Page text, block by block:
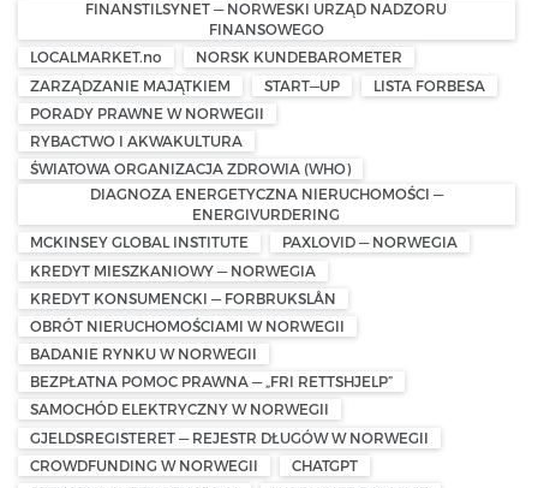
FINANSTILSYNET — NORWESKI URZĄD NADZORU
FINANSOWEGO
LOCALMARKET.no
NORSK KUNDEBAROMETER
ZARZĄDZANIE MAJĄTKIEM
START—UP
LISTA FORBESA
PORADY PRAWNE W NORWEGII
RYBACTWO I AKWAKULTURA
ŚWIATOWA ORGANIZACJA ZDROWIA (WHO)
DIAGNOZA ENERGETYCZNA NIERUCHOMOŚCI —
ENERGIVURDERING
MCKINSEY GLOBAL INSTITUTE
PAXLOVID — NORWEGIA
KREDYT MIESZKANIOWY — NORWEGIA
KREDYT KONSUMENCKI — FORBRUKSLÅN
OBRÓT NIERUCHOMOŚCIAMI W NORWEGII
BADANIE RYNKU W NORWEGII
BEZPŁATNA POMOC PRAWNA — „FRI RETTSHJELP”
SAMOCHÓD ELEKTRYCZNY W NORWEGII
GJELDSREGISTERET — REJESTR DŁUGÓW W NORWEGII
CROWDFUNDING W NORWEGII
CHATGPT